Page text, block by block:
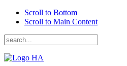
Scroll to Bottom
Scroll to Main Content